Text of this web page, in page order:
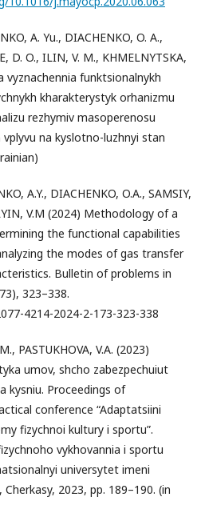
A. Yu., DIACHENKO, O. A.,
D. O., ILIN, V. M., KHMELNYTSKA,
vyznachennia funktsionalnykh
kharakterystyk orhanizmu
rezhymiv masoperenosu
na kyslotno-luzhnyi stan
A.Y., DIACHENKO, O.A., SAMSIY,
V.M (2024) Methodology of a
the functional capabilities
the modes of gas transfer
Bulletin of problems in
323–338.
4214-2024-2-173-323-338
PASTUKHOVA, V.A. (2023)
umov, shcho zabezpechuiut
kysniu. Proceedings of
conference “Adaptatsiini
fizychnoi kultury i sportu”.
vykhovannia i sportu
universytet imeni
2023, pp. 189–190. (in